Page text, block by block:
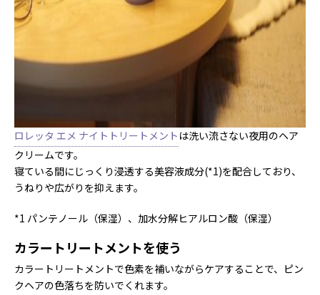
ロレッタ エメ ナイトトリートメント は洗い流さない夜用のヘア
クリームです。
寝ている間にじっくり浸透する美容液成分(*1)を配合しており、
うねりや広がりを抑えます。
*1 パンテノール（保湿）、加水分解ヒアルロン酸（保湿）
カラートリートメントを使う
カラートリートメントで色素を補いながらケアすることで、ピン
クヘアの色落ちを防いでくれます。